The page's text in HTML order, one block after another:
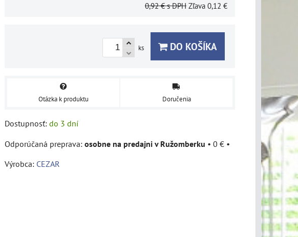
0,92 € s DPH Zľava 0,12 €
ks DO KOŠÍKA
Otázka k produktu Doručenia
Dostupnosť: do 3 dní
osobne na predajni v Ružomberku • 0 € •
Výrobca: CEZAR